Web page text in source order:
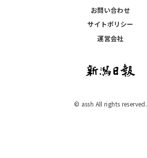
お問い合わせ
サイトポリシー
運営会社
© assh All rights reserved.